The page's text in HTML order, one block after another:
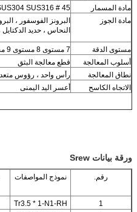
مادة المسمار
45 # 40Cr YF45MnV SUS304 SUS316 إلخ
مادة الجوز
البرونز الفوسفور ،
النحاس ، حديد الدكتايل
مستوى الدقة
7 مستوى 8 مستوى 9 مستوى
أسلوب المعالجة
قطع معالجة البثق
نطاق المعالجة
رأس واحد ، رؤوس
الاتجاه الكاسح
أعسر اليد اليمنى
ورقة بيانات Srew
رقم. نموذج المواصفات
1
Tr3.5 * 1-N1-RH